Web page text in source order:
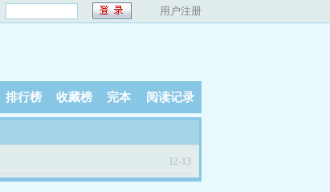
用户注册
排行榜 收藏榜 完本 阅读记录
12-13